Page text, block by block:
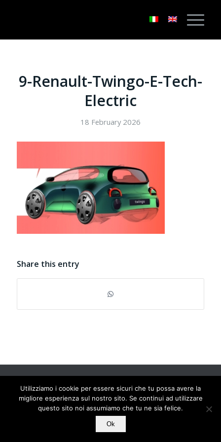
9-Renault-Twingo-E-Tech-
Electric
18 February 2026
Share this entry
I.V.A. IT02433250012 - REA n. 557672 C.C.I.A.A. di Torino - Capitale
Sociale € 50.000 i.v. - Powered by
TosoLab
Utilizziamo i cookie per essere sicuri che tu possa avere la
migliore esperienza sul nostro sito. Se continui ad utilizzare
questo sito noi assumiamo che tu ne sia felice.
Ok